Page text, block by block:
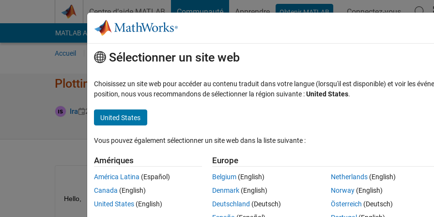
Centre d’aide MATLAB Communauté Apprendre Obtenir MATLAB Connectez-vous
MATLAB Answers File Exchange Cody
Accueil Poser une question Parcourir
Plotting two surface plots in the same figure using two different
Ira 2 Août 2024 2 Réponses
Afficher commentaires
Hello,
Sélectionner un site web
Choisissez un site web pour accéder au contenu traduit dans votre langue (lorsqu'il est disponible) et voir les
position, nous vous recommandons de sélectionner la région suivante :United States.
United States
Vous pouvez également sélectionner un site web dans la liste suivante :
Amériques
América Latina (Español)
Canada (English)
United States (English)
Europe
Belgium (English)
Denmark (English)
Deutschland (Deutsch)
Netherlands(English)
Norway(English)
Österreich (Deutsch)